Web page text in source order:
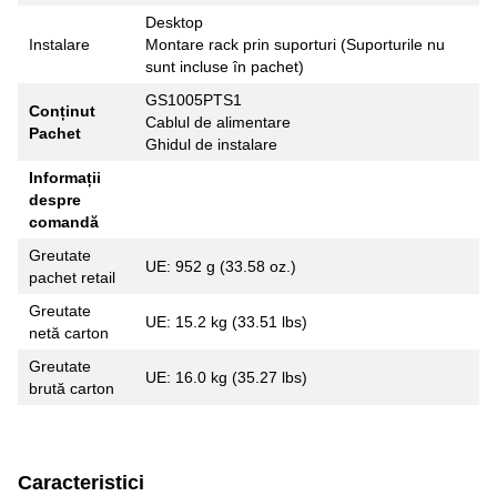
Instalare
Desktop
Montare rack prin suporturi (Suporturile nu
sunt incluse în pachet)
Conținut
Pachet
GS1005PTS1
Cablul de alimentare
Ghidul de instalare
Informații
despre
comandă
Greutate
pachet retail
UE: 952 g (33.58 oz.)
Greutate
netă carton
UE: 15.2 kg (33.51 lbs)
Greutate
brută carton
UE: 16.0 kg (35.27 lbs)
Caracteristici